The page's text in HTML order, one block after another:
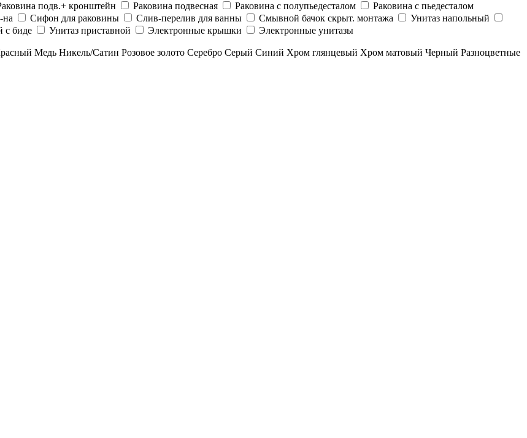
подв.+ кронштейн Раковина подвесная Раковина с полупьедесталом
Раковина с пьедесталом
на Сифон для раковины Слив-перелив для ванны Смывной бачок скрыт. монтажа
Унитаз напольный
с биде Унитаз приставной Электронные крышки
Электронные унитазы
Медь Никель/Сатин Розовое золото Серебро Серый Синий Хром глянцевый Хром матовый Черный Разноцветные